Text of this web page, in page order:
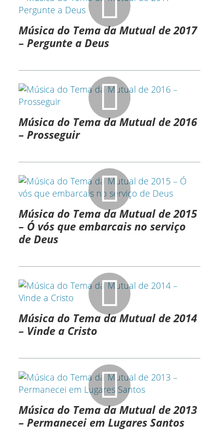
Música do Tema da Mutual de 2017
– Pergunte a Deus
Música do Tema da Mutual de 2016
– Prosseguir
Música do Tema da Mutual de 2015
– Ó vós que embarcais no serviço
de Deus
Música do Tema da Mutual de 2014
– Vinde a Cristo
Música do Tema da Mutual de 2013
– Permanecei em Lugares Santos